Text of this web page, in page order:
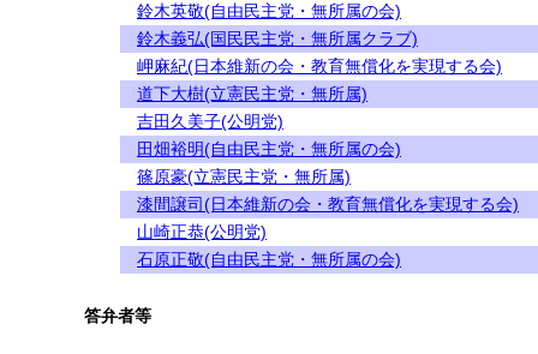
鈴木英敬(自由民主党・無所属の会)
鈴木義弘(国民民主党・無所属クラブ)
岬麻紀(日本維新の会・教育無償化を実現する会)
道下大樹(立憲民主党・無所属)
吉田久美子(公明党)
田畑裕明(自由民主党・無所属の会)
篠原豪(立憲民主党・無所属)
漆間譲司(日本維新の会・教育無償化を実現する会)
山崎正恭(公明党)
石原正敬(自由民主党・無所属の会)
答弁者等